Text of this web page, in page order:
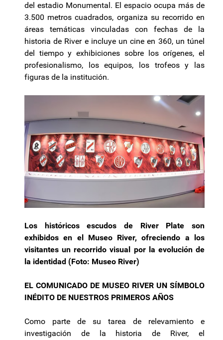
del estadio Monumental. El espacio ocupa más de
3.500 metros cuadrados, organiza su recorrido en
áreas temáticas vinculadas con fechas de la
historia de River e incluye un cine en 360, un túnel
del tiempo y exhibiciones sobre los orígenes, el
profesionalismo, los equipos, los trofeos y las
figuras de la institución.
Los históricos escudos de River Plate son
exhibidos en el Museo River, ofreciendo a los
visitantes un recorrido visual por la evolución de
la identidad (Foto: Museo River)
EL COMUNICADO DE MUSEO RIVER UN SÍMBOLO
INÉDITO DE NUESTROS PRIMEROS AÑOS
Como parte de su tarea de relevamiento e
investigación de la historia de River, el